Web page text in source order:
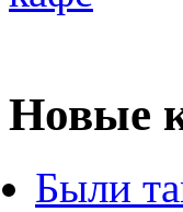
Новые
Были